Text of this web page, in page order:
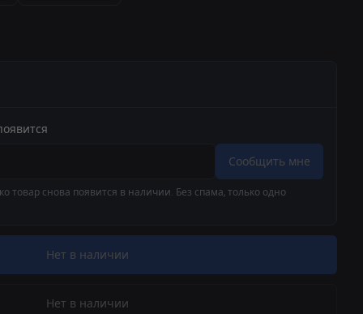
Сообщить мне
товар снова появится в наличии. Без спама, только одно
Нет в наличии
Нет в наличии